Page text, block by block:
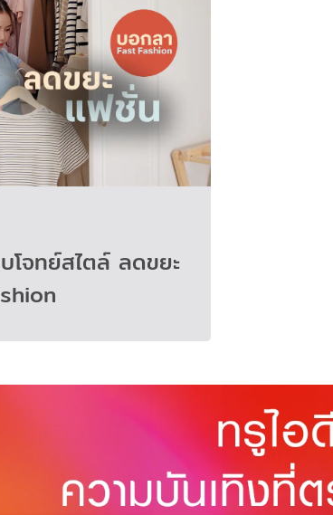
โจทย์สไตล์ ลดขยะ